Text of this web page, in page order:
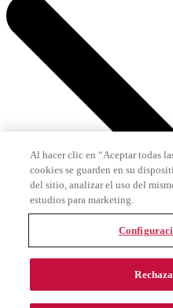
Al hacer clic en “Aceptar todas
cookies se guarden en su
del sitio, analizar el uso del
estudios para marketing.